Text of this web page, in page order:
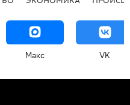
Макс VK